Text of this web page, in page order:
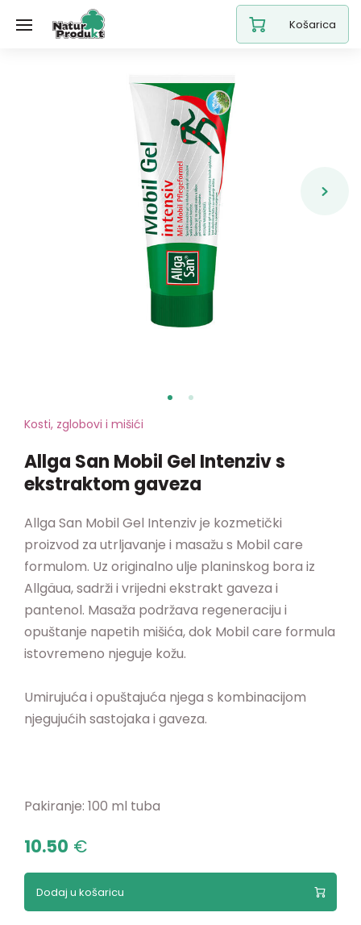
Košarica
Kosti, zglobovi i mišići
Allga San Mobil Gel Intenziv s
ekstraktom gaveza
Allga San Mobil Gel Intenziv je kozmetički
proizvod za utrljavanje i masažu s Mobil care
formulom. Uz originalno ulje planinskog bora iz
Allgäua, sadrži i vrijedni ekstrakt gaveza i
pantenol. Masaža podržava regeneraciju i
opuštanje napetih mišića, dok Mobil care formula
istovremeno njeguje kožu.
Umirujuća i opuštajuća njega s kombinacijom
njegujućih sastojaka i gaveza.
Pakiranje: 100 ml tuba
10.50 €
Dodaj u košaricu